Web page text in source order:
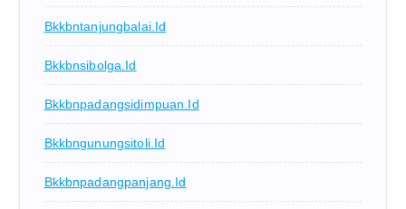
Bkkbntanjungbalai.id
Bkkbnsibolga.id
Bkkbnpadangsidimpuan.id
Bkkbngunungsitoli.id
Bkkbnpadangpanjang.id